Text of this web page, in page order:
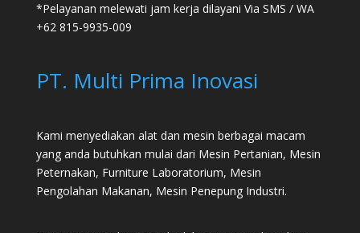
*Pelayanan melewati jam kerja dilayani Via SMS / WA
+62 815-9935-009
PT. Multi Prima Inovasi
Kami menyediakan alat dan mesin berbagai macam
yang anda butuhkan mulai dari Mesin Pertanian, Mesin
Peternakan, Furniture Laboratorium, Mesin
Pengolahan Makanan, Mesin Penepung Industri.